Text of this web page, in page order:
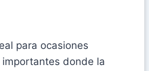
para ocasiones
donde la